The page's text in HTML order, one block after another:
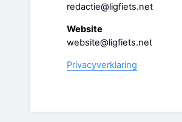
redactie@ligfiets.net
Website
website@ligfiets.net
Privacyverklaring